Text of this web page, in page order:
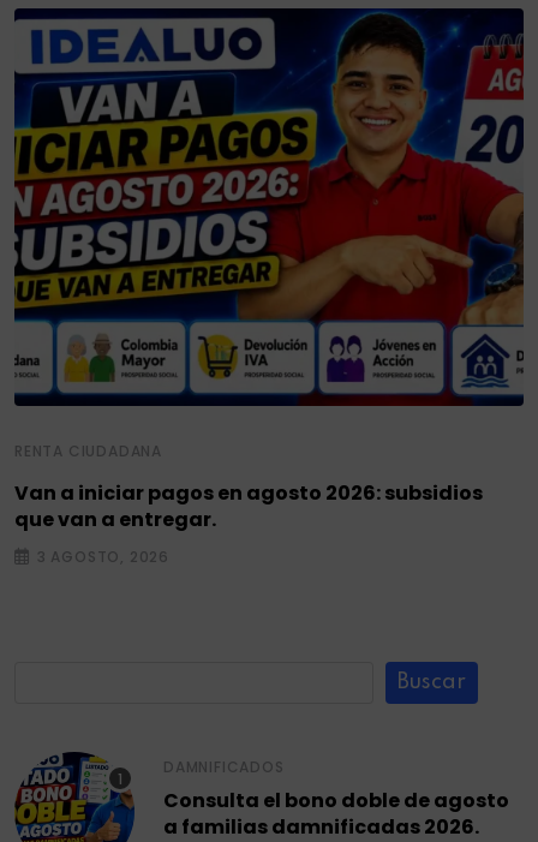
RENTA CIUDADANA
Van a iniciar pagos en agosto 2026: subsidios
que van a entregar.
3 AGOSTO, 2026
Buscar
DAMNIFICADOS
Consulta el bono doble de agosto
a familias damnificadas 2026.